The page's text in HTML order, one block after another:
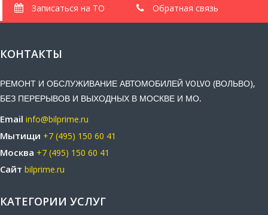
Записаться на ТО Обратная связь
КОНТАКТЫ
РЕМОНТ И ОБСЛУЖИВАНИЕ АВТОМОБИЛЕЙ VOLVO (ВОЛЬВО),
БЕЗ ПЕРЕРЫВОВ И ВЫХОДНЫХ В МОСКВЕ И МО.
Email info@bilprime.ru
Мытищи +7 (495) 150 60 41
Москва +7 (495) 150 60 41
Сайт bilprime.ru
КАТЕГОРИИ УСЛУГ